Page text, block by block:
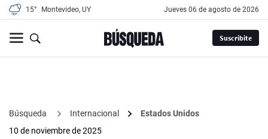
15° Montevideo, UY jueves 06 de agosto de 2026
Suscribite
Búsqueda Internacional
Estados Unidos
10 de noviembre de 2025